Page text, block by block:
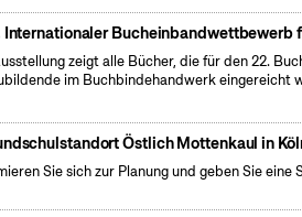
Internationaler Bucheinbandwettbewerb
zeigt alle Bücher, die für den 22.
im Buchbindehandwerk eingereicht
Östlich Mottenkaul in
Sie sich zur Planung und geben Sie eine